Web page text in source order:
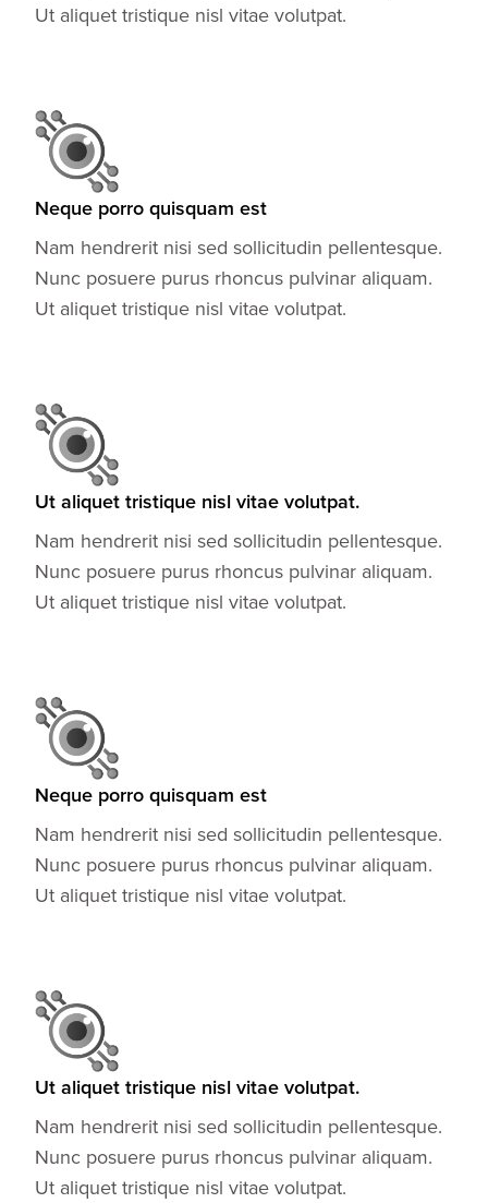
Ut aliquet tristique nisl vitae volutpat.
Neque porro quisquam est
Nam hendrerit nisi sed sollicitudin pellentesque.
Nunc posuere purus rhoncus pulvinar aliquam.
Ut aliquet tristique nisl vitae volutpat.
Ut aliquet tristique nisl vitae volutpat.
Nam hendrerit nisi sed sollicitudin pellentesque.
Nunc posuere purus rhoncus pulvinar aliquam.
Ut aliquet tristique nisl vitae volutpat.
Neque porro quisquam est
Nam hendrerit nisi sed sollicitudin pellentesque.
Nunc posuere purus rhoncus pulvinar aliquam.
Ut aliquet tristique nisl vitae volutpat.
Ut aliquet tristique nisl vitae volutpat.
Nam hendrerit nisi sed sollicitudin pellentesque.
Nunc posuere purus rhoncus pulvinar aliquam.
Ut aliquet tristique nisl vitae volutpat.